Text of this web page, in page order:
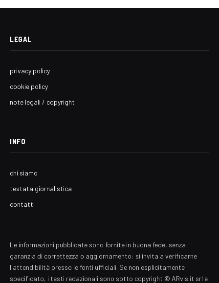
LEGAL
privacy policy
cookie policy
note legali / copyright
INFO
chi siamo
testata giornalistica
contatti
Le informazioni pubblicate sono fornite in buona fede, senza
garanzia di correttezza o aggiornamento: si invita a verificarne
l'attendibilità presso le fonti ufficiali. Se non esplicitamente
specificato, i testi redazionali sono sotto copyright © ARvis.it srl e